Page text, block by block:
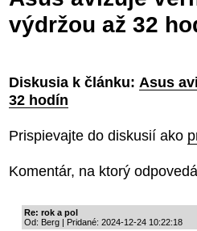
výdržou až 32
Diskusia k článku: Asus
32 hodín
Prispievajte do diskusií ako
Komentár, na ktorý
Re: rok a pol
Od: Berg | Pridané: 2024-12-24 10:22:18